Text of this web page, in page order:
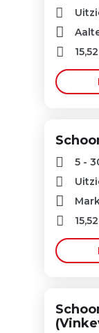
15,52
5 -
15,52